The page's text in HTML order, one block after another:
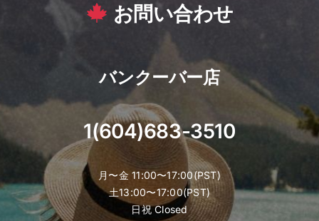
お問い合わせ
バンクーバー店
1(604)683-3510
月〜金 11:00〜17:00(PST)
土13:00〜17:00(PST)
日祝 Closed